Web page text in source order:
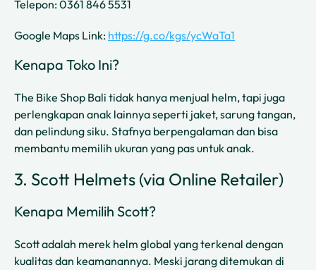
Telepon: 0361 846 5531
Google Maps Link: https://g.co/kgs/ycWaTa1
Kenapa Toko Ini?
The Bike Shop Bali tidak hanya menjual helm, tapi juga
perlengkapan anak lainnya seperti jaket, sarung tangan,
dan pelindung siku. Stafnya berpengalaman dan bisa
membantu memilih ukuran yang pas untuk anak.
3. Scott Helmets (via Online Retailer)
Kenapa Memilih Scott?
Scott adalah merek helm global yang terkenal dengan
kualitas dan keamanannya. Meski jarang ditemukan di